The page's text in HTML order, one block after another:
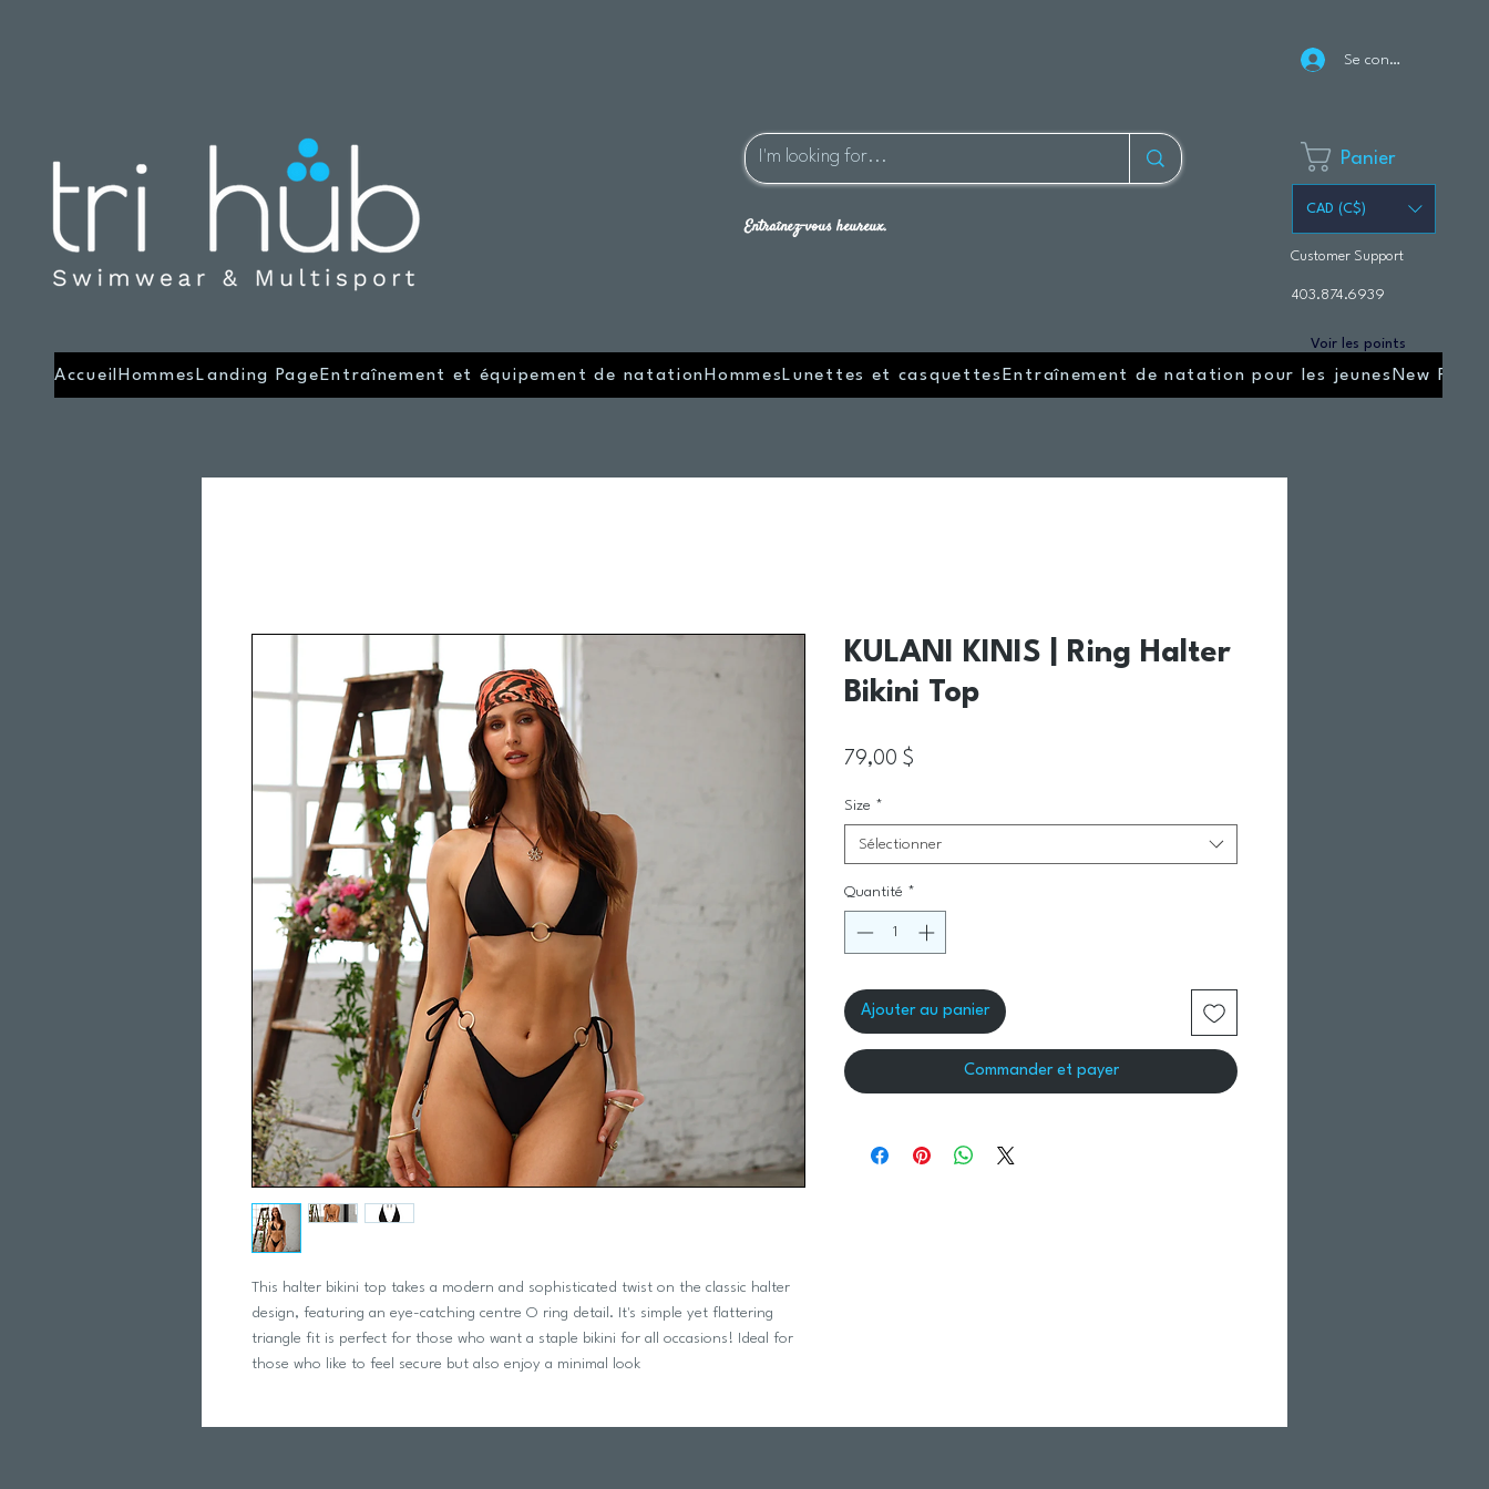
Se connecter
Entraînez-vous heureux.
Panier
CAD (C$)
Customer Support
403.874.6939
Voir les points
Accueil Hommes Landing Page Entraînement et équipement de natation Hommes Lunettes et casquettes Entraînement de natation pour les jeunes New Page
This halter bikini top takes a modern and sophisticated twist on the classic halter
design, featuring an eye-catching centre O ring detail. It's simple yet flattering
triangle fit is perfect for those who want a staple bikini for all occasions! Ideal for
those who like to feel secure but also enjoy a minimal look
KULANI KINIS | Ring Halter
Bikini Top
79,00 $
Size *
Sélectionner
Quantité *
Ajouter au panier
Commander et payer